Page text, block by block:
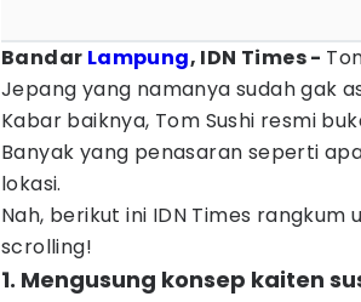
Bandar Lampung, IDN Times -
Jepang yang namanya sudah gak
Kabar baiknya, Tom Sushi resmi
Banyak yang penasaran seperti
lokasi.
Nah, berikut ini IDN Times rangkum
scrolling!
1. Mengusung konsep kaiten